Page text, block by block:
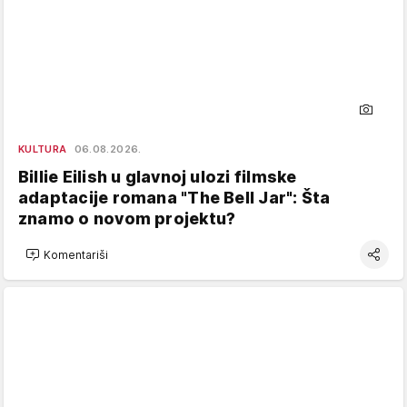
KULTURA 06.08.2026.
Billie Eilish u glavnoj ulozi filmske
adaptacije romana "The Bell Jar": Šta
znamo o novom projektu?
Komentariši